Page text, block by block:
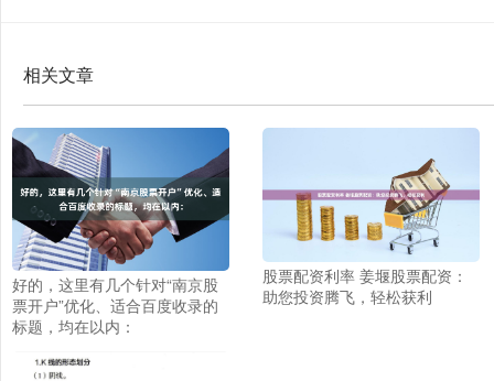
相关文章
好的，这里有几个针对“南京股
票开户”优化、适合百度收录的
标题，均在以内：
股票配资利率 姜堰股票配资：
助您投资腾飞，轻松获利